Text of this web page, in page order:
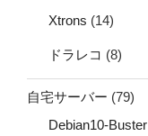
Xtrons (14)
ドラレコ (8)
自宅サーバー (79)
Debian10-Buster